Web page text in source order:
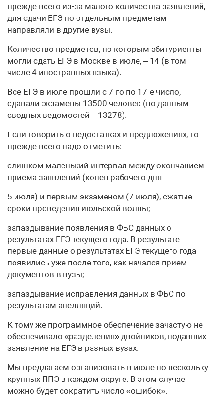
прежде всего из-за малого количества заявлений,
для сдачи ЕГЭ по отдельным предметам
направляли в другие вузы.
Количество предметов, по которым абитуриенты
могли сдать ЕГЭ в Москве в июле, – 14 (в том
числе 4 иностранных языка).
Все ЕГЭ в июле прошли с 7-го по 17-е число,
сдавали экзамены 13500 человек (по данным
сводных ведомостей – 13278).
Если говорить о недостатках и предложениях, то
прежде всего надо отметить:
слишком маленький интервал между окончанием
приема заявлений (конец рабочего дня
5 июля) и первым экзаменом (7 июля), сжатые
сроки проведения июльской волны;
запаздывание появления в ФБС данных о
результатах ЕГЭ текущего года. В результате
первые данные о результатах ЕГЭ текущего года
появились уже после того, как начался прием
документов в вузы;
запаздывание исправления данных в ФБС по
результатам апелляций.
К тому же программное обеспечение зачастую не
обеспечивало «разделения» двойников, подавших
заявление на ЕГЭ в разных вузах.
Мы предлагаем организовать в июле по нескольку
крупных ППЭ в каждом округе. В этом случае
можно будет сократить число «ошибок».